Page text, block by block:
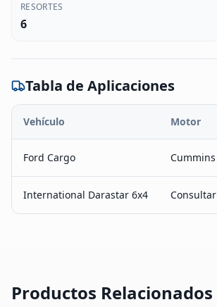
RESORTES
6
Tabla de Aplicaciones
Vehículo Motor
Ford Cargo Cummins
International Darastar 6x4 Consultar
Productos Relacionados